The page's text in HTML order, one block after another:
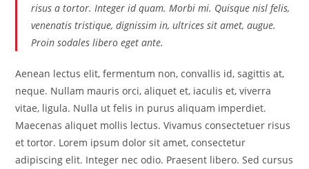
risus a tortor. Integer id quam. Morbi mi. Quisque nisl felis,
venenatis tristique, dignissim in, ultrices sit amet, augue.
Proin sodales libero eget ante.
Aenean lectus elit, fermentum non, convallis id, sagittis at,
neque. Nullam mauris orci, aliquet et, iaculis et, viverra
vitae, ligula. Nulla ut felis in purus aliquam imperdiet.
Maecenas aliquet mollis lectus. Vivamus consectetuer risus
et tortor. Lorem ipsum dolor sit amet, consectetur
adipiscing elit. Integer nec odio. Praesent libero. Sed cursus